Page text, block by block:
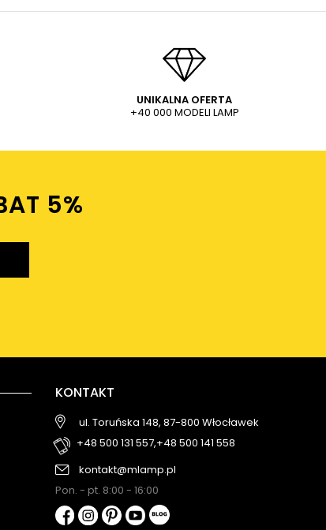
UNIKALNA OFERTA
+40 000 MODELI LAMP
5%ㅤ
KONTAKT
ul. Toruńska 148, 87-800 Włocławek
+48 500 131 557,+48 500 141 558
kontakt@mlamp.pl
Pon. - pt. 8:00 - 16:00